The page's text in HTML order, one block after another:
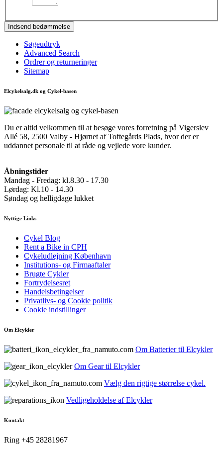
Indsend bedømmelse
Søgeudtryk
Advanced Search
Ordrer og returneringer
Sitemap
Elcykelsalg.dk og Cykel-basen
Du er altid velkommen til at besøge vores forretning på Vigerslev
Allé 58, 2500 Valby - Hjørnet af Toftegårds Plads, hvor der er
uddannet personale til at råde og vejlede vore kunder.
Åbningstider
Mandag - Fredag: kl.8.30 - 17.30
Lørdag: Kl.10 - 14.30
Søndag og helligdage lukket
Nyttige Links
Cykel Blog
Rent a Bike in CPH
Cykeludlejning København
Institutions- og Firmaaftaler
Brugte Cykler
Fortrydelsesret
Handelsbetingelser
Privatlivs- og Cookie politik
Cookie indstillinger
Om Elcykler
Om Batterier til Elcykler
Om Gear til Elcykler
Vælg den rigtige størrelse cykel.
Vedligeholdelse af Elcykler
Kontakt
Ring +45 28281967